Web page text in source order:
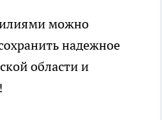
можно
надежное
области и